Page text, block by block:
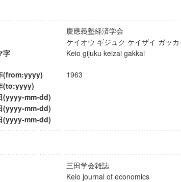
慶應義塾経済学会
ケイオウ ギジュク ケイザイ ガ
字
Keio gijuku keizai gakkai
(from:yyyy)
1963
(to:yyyy)
(yyyy-mm-dd)
(yyyy-mm-dd)
(yyyy-mm-dd)
三田学会雑誌
Keio journal of economics